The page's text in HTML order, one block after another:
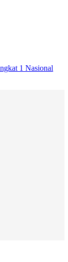
1 Nasional